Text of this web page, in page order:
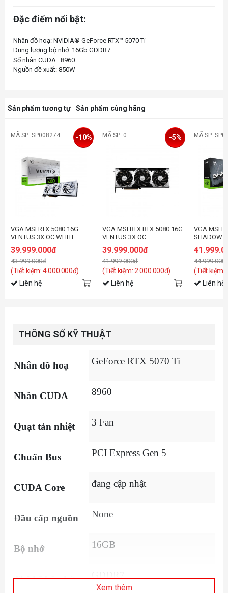
Đặc điểm nổi bật:
Nhân đồ hoạ: NVIDIA® GeForce RTX™ 5070 Ti
Dung lượng bộ nhớ: 16Gb GDDR7
Số nhân CUDA : 8960
Sản phẩm tương tự Sản phẩm cùng hãng
MÃ SP: SP008274
VGA MSI RTX 5080 16G
VENTUS 3X OC WHITE
39.999.000đ
43.999.000đ
(Tiết kiệm: 4.000.000đ)
-10%
Liên hệ
MÃ SP: 0
VGA MSI RTX RTX 5080 16G
VENTUS 3X OC
39.999.000đ
41.999.000đ
(Tiết kiệm: 2.000.000đ)
-5%
Liên hệ
MÃ SP:
VGA MSI
SHADOW
(Tiết kiệm:
Liên hệ
THÔNG SỐ KỸ THUẬT
Nhân đồ hoạ GeForce RTX 5070 Ti
Nhân CUDA 8960
Quạt tản nhiệt 3 Fan
Chuẩn Bus PCI Express Gen 5
CUDA Core đang cập nhật
Đầu cấp nguồn None
Bộ nhớ 16GB
Thế hệ bộ nhớ
Xem thêm